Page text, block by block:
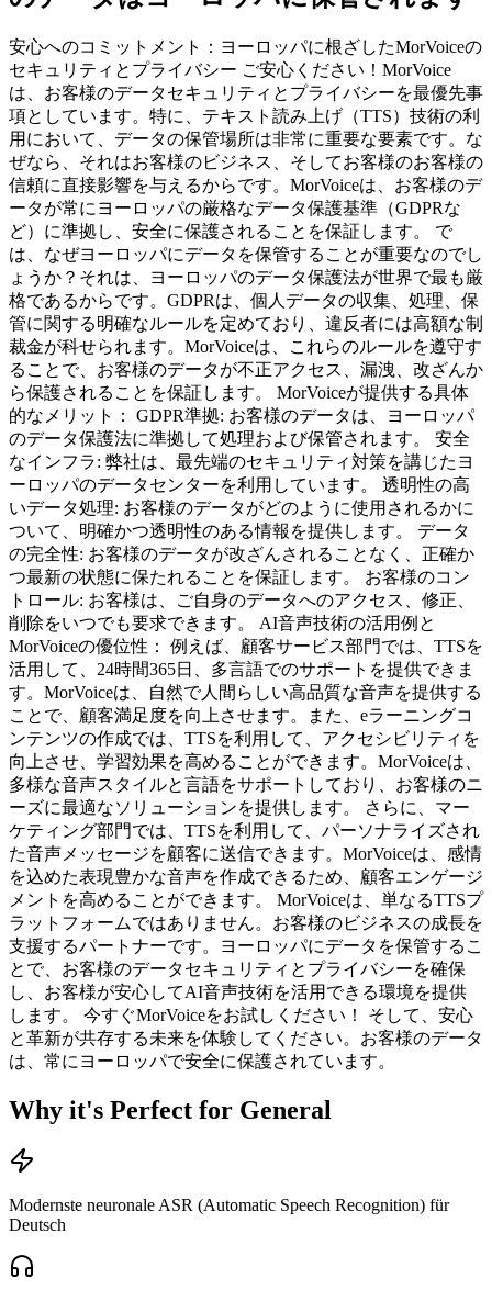
安心へのコミットメント：ヨーロッパに根ざしたMorVoiceの
セキュリティとプライバシー ご安心ください！MorVoice
は、お客様のデータセキュリティとプライバシーを最優先事
項としています。特に、テキスト読み上げ（TTS）技術の利
用において、データの保管場所は非常に重要な要素です。な
ぜなら、それはお客様のビジネス、そしてお客様のお客様の
信頼に直接影響を与えるからです。MorVoiceは、お客様のデ
ータが常にヨーロッパの厳格なデータ保護基準（GDPRな
ど）に準拠し、安全に保護されることを保証します。 で
は、なぜヨーロッパにデータを保管することが重要なのでし
ょうか？それは、ヨーロッパのデータ保護法が世界で最も厳
格であるからです。GDPRは、個人データの収集、処理、保
管に関する明確なルールを定めており、違反者には高額な制
裁金が科せられます。MorVoiceは、これらのルールを遵守す
ることで、お客様のデータが不正アクセス、漏洩、改ざんか
ら保護されることを保証します。 MorVoiceが提供する具体
的なメリット： GDPR準拠: お客様のデータは、ヨーロッパ
のデータ保護法に準拠して処理および保管されます。 安全
なインフラ: 弊社は、最先端のセキュリティ対策を講じたヨ
ーロッパのデータセンターを利用しています。 透明性の高
いデータ処理: お客様のデータがどのように使用されるかに
ついて、明確かつ透明性のある情報を提供します。 データ
の完全性: お客様のデータが改ざんされることなく、正確か
つ最新の状態に保たれることを保証します。 お客様のコン
トロール: お客様は、ご自身のデータへのアクセス、修正、
削除をいつでも要求できます。 AI音声技術の活用例と
MorVoiceの優位性： 例えば、顧客サービス部門では、TTSを
活用して、24時間365日、多言語でのサポートを提供できま
す。MorVoiceは、自然で人間らしい高品質な音声を提供する
ことで、顧客満足度を向上させます。また、eラーニングコ
ンテンツの作成では、TTSを利用して、アクセシビリティを
向上させ、学習効果を高めることができます。MorVoiceは、
多様な音声スタイルと言語をサポートしており、お客様のニ
ーズに最適なソリューションを提供します。 さらに、マー
ケティング部門では、TTSを利用して、パーソナライズされ
た音声メッセージを顧客に送信できます。MorVoiceは、感情
を込めた表現豊かな音声を作成できるため、顧客エンゲージ
メントを高めることができます。 MorVoiceは、単なるTTSプ
ラットフォームではありません。お客様のビジネスの成長を
支援するパートナーです。ヨーロッパにデータを保管するこ
とで、お客様のデータセキュリティとプライバシーを確保
し、お客様が安心してAI音声技術を活用できる環境を提供
します。 今すぐMorVoiceをお試しください！ そして、安心
と革新が共存する未来を体験してください。お客様のデータ
は、常にヨーロッパで安全に保護されています。
Why it's Perfect for General
Modernste neuronale ASR (Automatic Speech Recognition) für
Deutsch